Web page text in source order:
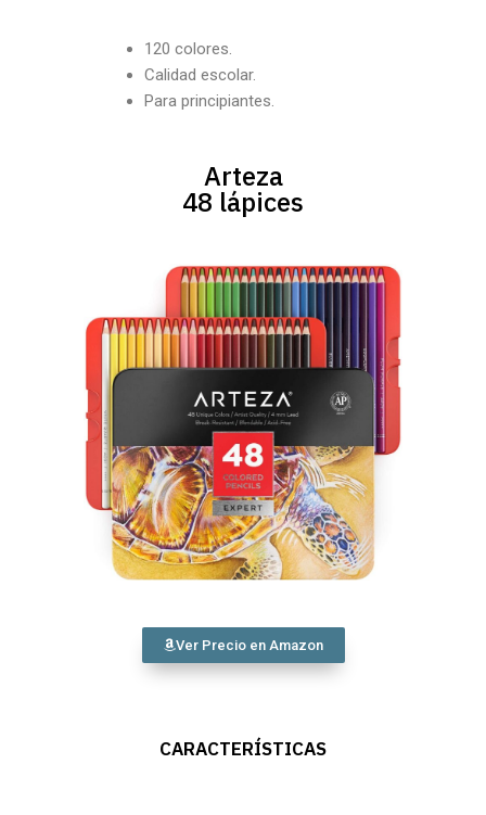
120 colores.
Calidad escolar.
Para principiantes.
Arteza
48 lápices
Ver Precio en Amazon
CARACTERÍSTICAS